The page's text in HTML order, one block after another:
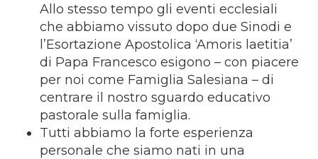
Allo stesso tempo gli eventi ecclesiali
che abbiamo vissuto dopo due Sinodi e
l’Esortazione Apostolica ‘Amoris laetitia’
di Papa Francesco esigono – con piacere
per noi come Famiglia Salesiana – di
centrare il nostro sguardo educativo
pastorale sulla famiglia.
Tutti abbiamo la forte esperienza
personale che siamo nati in una